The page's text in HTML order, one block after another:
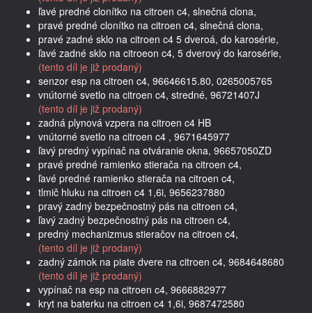
ľavé predné clonítko na citroen c4, slnečná clona,
pravé predné clonítko na citroen c4, slnečná clona,
pravé zadné sklo na citroen c4 5 dveroá, do karosérie,
ľavé zadné sklo na citroeon c4, 5 dverový do karosérie,
(tento díl je již prodaný)
senzor esp na citroen c4, 96646615.80, 0265005765
vnútorné svetlo na citroen c4, stredné, 96721407J
(tento díl je již prodaný)
zadná plynová vzpera na citroen c4 HB
vnútorné svetlo na citroen c4 , 9671645977
ľavý predný vypínač na otváranie okna, 96657050ZD
pravé predné ramienko stierača na citroen c4,
ľavé predné ramienko stierača na citroen c4,
tlmič hluku na citroen c4 1,6i, 9656237880
pravý zadný bezpečnostný pás na citroen c4,
ľavý zadný bezpečnostný pás na citroen c4,
predný mechanizmus stieračov na citroen c4,
(tento díl je již prodaný)
zadný zámok na piate dvere na citroen c4, 9684648680
(tento díl je již prodaný)
vypínač na esp na citroen c4, 9666882977
kryt na baterku na citroen c4 1,6i, 9687472580